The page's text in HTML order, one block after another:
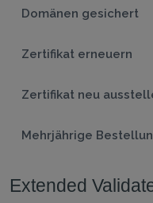
Domänen gesichert
Zertifikat erneuern
Zertifikat neu
Mehrjährige
Extended